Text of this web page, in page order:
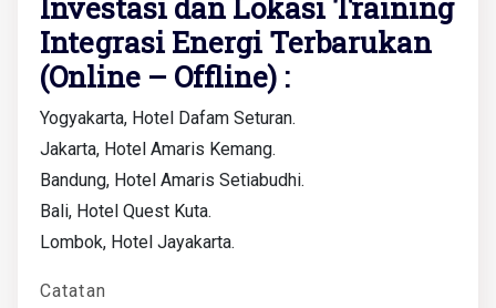
Integrasi Energi Terbarukan
(Online – Offline) :
Yogyakarta, Hotel Dafam Seturan.
Jakarta, Hotel Amaris Kemang.
Bandung, Hotel Amaris Setiabudhi.
Bali, Hotel Quest Kuta.
Lombok, Hotel Jayakarta.
Catatan